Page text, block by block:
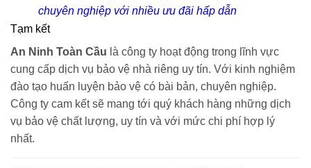
chuyên nghiệp với nhiều ưu đãi hấp dẫn
Tạm kết
An Ninh Toàn Cầu là công ty hoạt động trong lĩnh vực
cung cấp dịch vụ bảo vệ nhà riêng uy tín. Với kinh nghiệm
đào tạo huấn luyện bảo vệ có bài bản, chuyên nghiệp.
Công ty cam kết sẽ mang tới quý khách hàng những dịch
vụ bảo vệ chất lượng, uy tín và với mức chi phí hợp lý
nhất.